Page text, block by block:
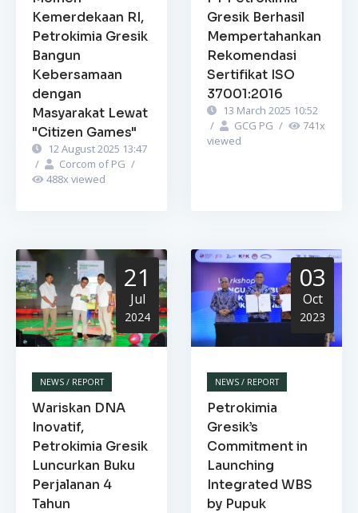
Kemerdekaan RI,
Petrokimia Gresik
Bangun
Kebersamaan
dengan
Masyarakat Lewat
"Citizen Games"
12 August 2025 13:47
/
Corcom of PG /
488x viewed
Gresik Berhasil
Mempertahankan
Rekomendasi
Sertifikat ISO
37001:2016
13 March 2025 10:52
/
GCG PG / 741x
viewed
21
Jul
2024
NEWS / REPORT
Wariskan DNA
Inovatif,
Petrokimia Gresik
Luncurkan Buku
Perjalanan 4
Tahun
03
Oct
2023
NEWS / REPORT
Petrokimia
Gresik’s
Commitment in
Launching
Integrated WBS
by Pupuk